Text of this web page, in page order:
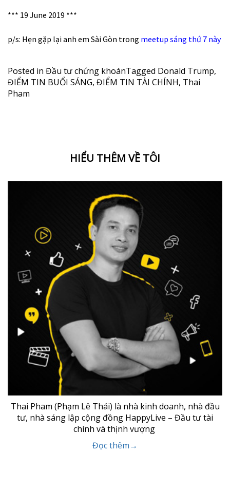
*** 19 June 2019 ***
p/s: Hẹn gặp lại anh em Sài Gòn trong meetup sáng thứ 7 này
Posted in Đầu tư chứng khoánTagged Donald Trump,
ĐIỂM TIN BUỔI SÁNG, ĐIỂM TIN TÀI CHÍNH, Thai
Pham
HIỂU THÊM VỀ TÔI
Thai Pham (Phạm Lê Thái) là nhà kinh doanh, nhà đầu
tư, nhà sáng lập cộng đồng HappyLive – Đầu tư tài
chính và thịnh vượng
Đọc thêm→